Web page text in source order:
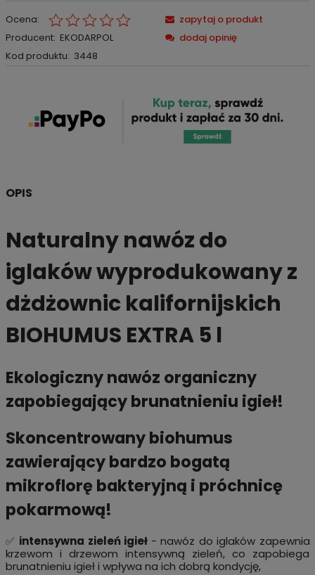
Ocena:
Producent: EKODARPOL
Kod produktu: 3448
zapytaj o produkt
dodaj opinię
OPIS
Naturalny nawóz do
iglaków wyprodukowany z
dżdżownic kalifornijskich
BIOHUMUS EXTRA 5 l
Ekologiczny nawóz organiczny
zapobiegający brunatnieniu igieł!
Skoncentrowany biohumus
zawierający bardzo bogatą
mikroflorę bakteryjną i próchnicę
pokarmową!
✅ intensywna zieleń igieł - nawóz do iglaków zapewnia
krzewom i drzewom intensywną zieleń, co zapobiega
brunatnieniu igieł i wpływa na ich dobrą kondycję,